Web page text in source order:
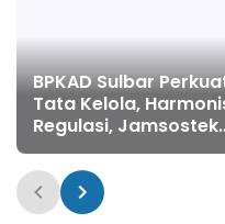
BPKAD Sulbar
Tata Kelola,
Regulasi, Jamsostek
Award, dan
Temuan BPK